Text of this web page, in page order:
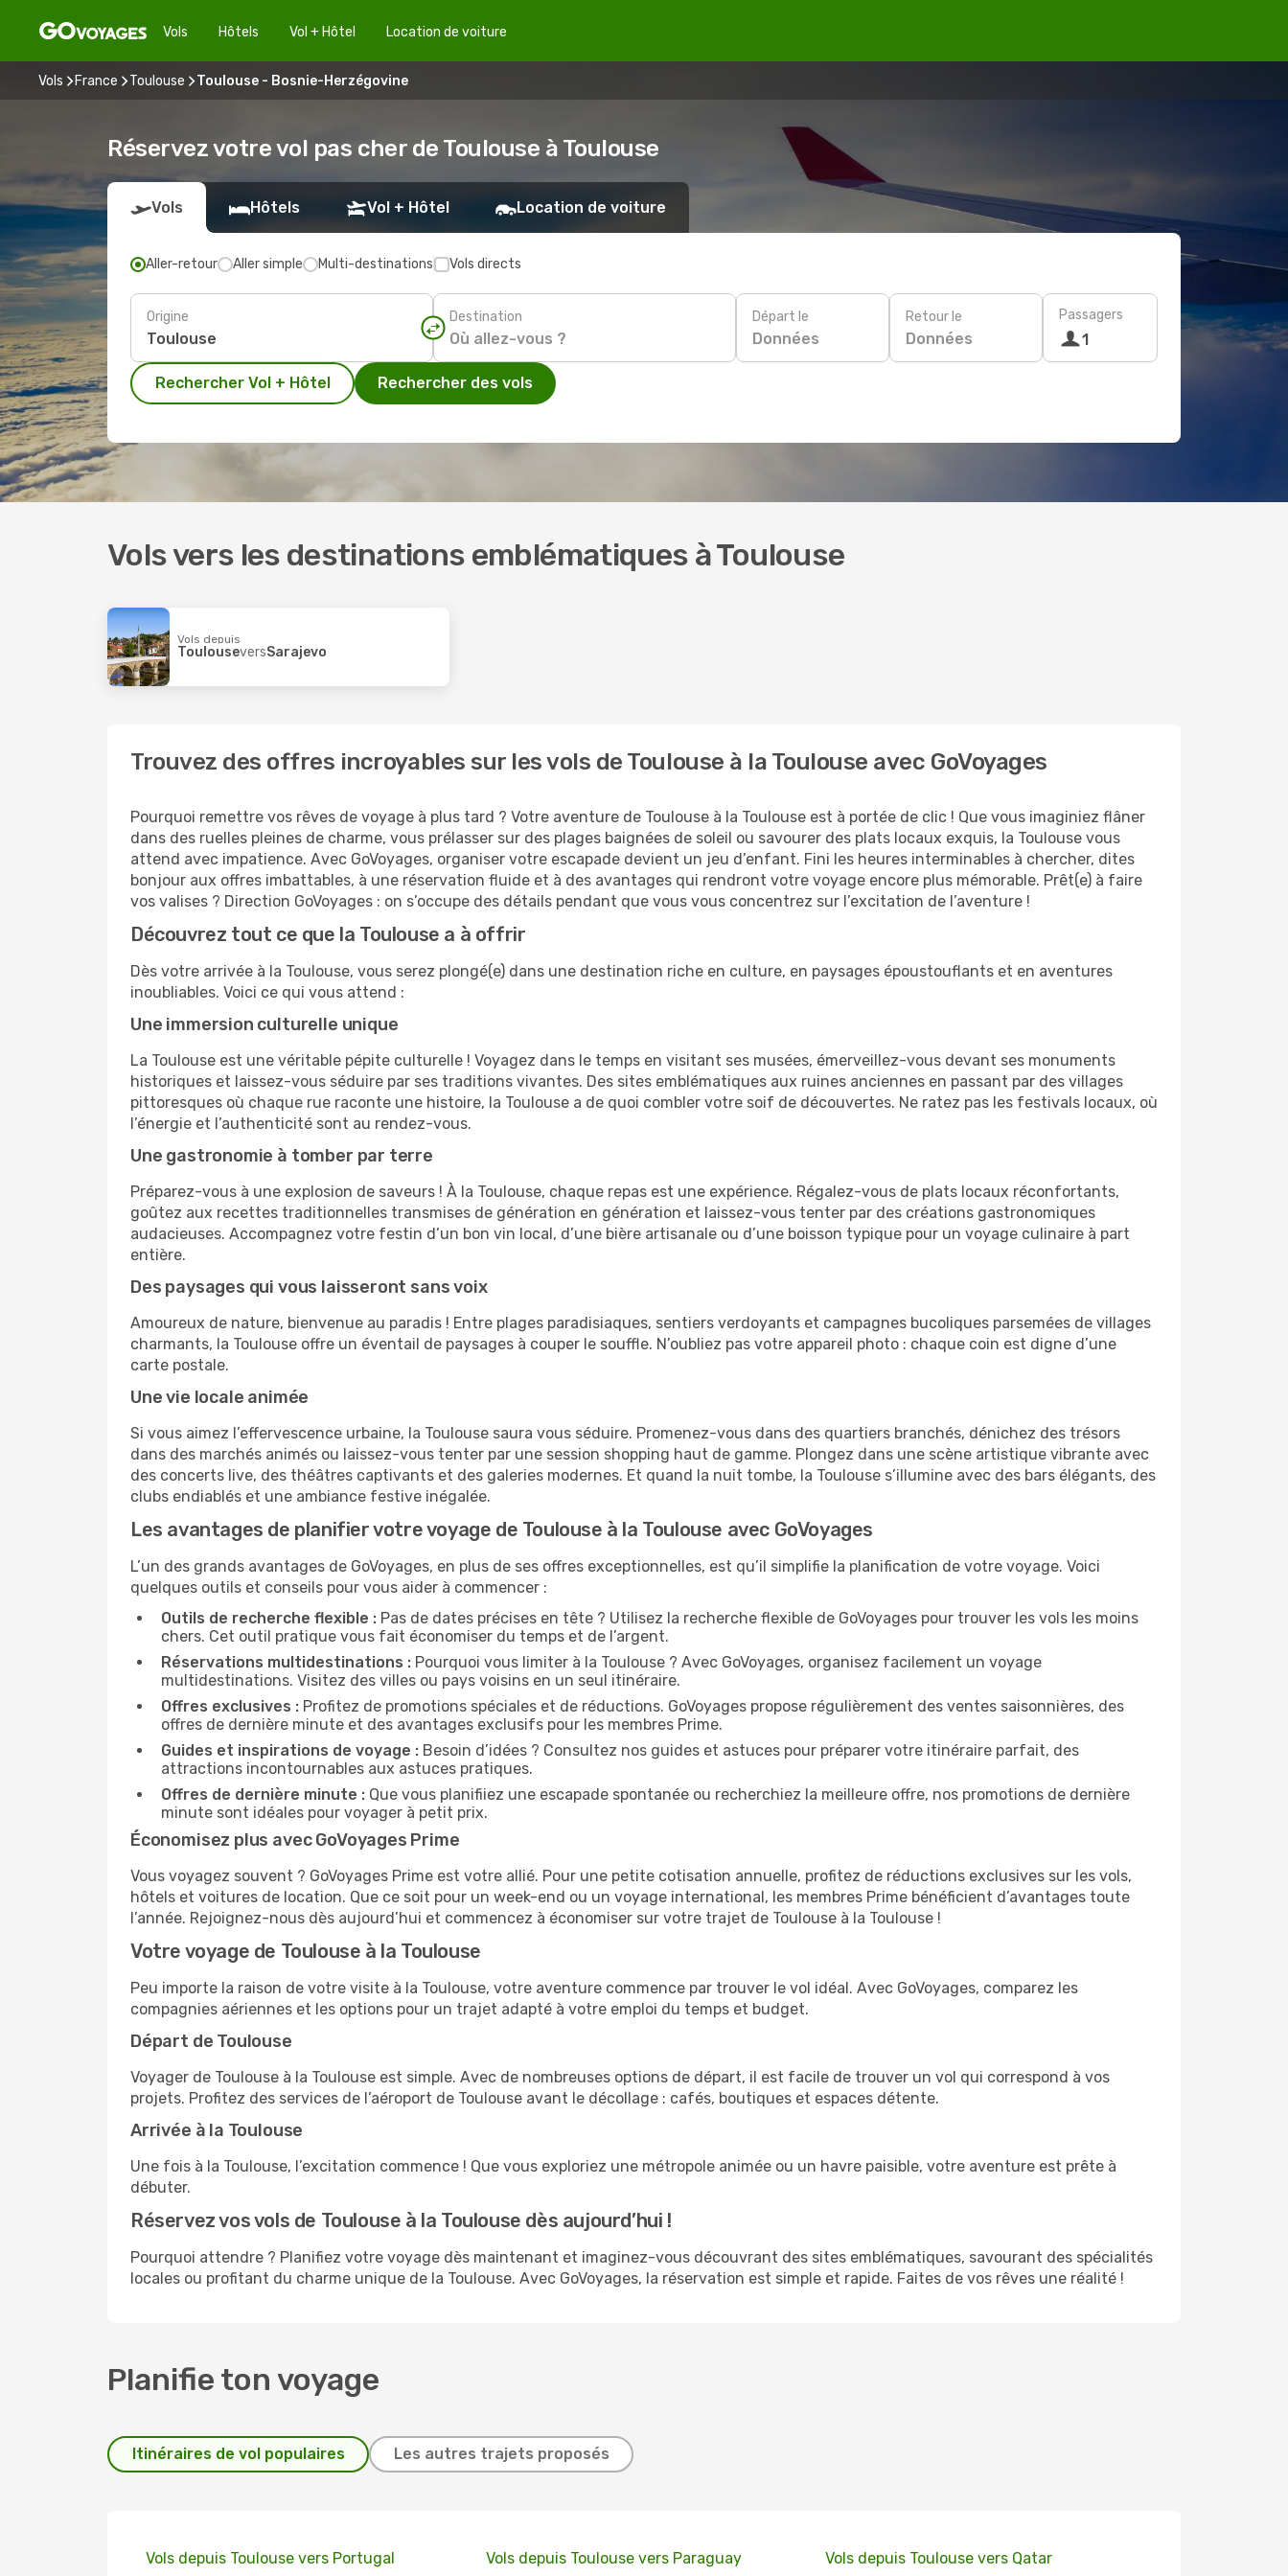
Vols Hôtels Vol + Hôtel Location de voiture
Vols France Toulouse Toulouse - Bosnie-Herzégovine
Réservez votre vol pas cher de Toulouse à Toulouse
Vols Hôtels Vol + Hôtel Location de voiture
Aller-retour Aller simple Multi-destinations Vols directs
Origine Destination Départ le
Données
Retour le
Données
Passagers
1
Rechercher Vol + Hôtel Rechercher des vols
Vols vers les destinations emblématiques à Toulouse
Vols depuis
ToulouseversSarajevo
Trouvez des offres incroyables sur les vols de Toulouse à la Toulouse avec GoVoyages
Pourquoi remettre vos rêves de voyage à plus tard ? Votre aventure de Toulouse à la Toulouse est à portée de clic ! Que vous imaginiez flâner
dans des ruelles pleines de charme, vous prélasser sur des plages baignées de soleil ou savourer des plats locaux exquis, la Toulouse vous
attend avec impatience. Avec GoVoyages, organiser votre escapade devient un jeu d’enfant. Fini les heures interminables à chercher, dites
bonjour aux offres imbattables, à une réservation fluide et à des avantages qui rendront votre voyage encore plus mémorable. Prêt(e) à faire
vos valises ? Direction GoVoyages : on s’occupe des détails pendant que vous vous concentrez sur l’excitation de l’aventure !
Découvrez tout ce que la Toulouse a à offrir
Dès votre arrivée à la Toulouse, vous serez plongé(e) dans une destination riche en culture, en paysages époustouflants et en aventures
inoubliables. Voici ce qui vous attend :
Une immersion culturelle unique
La Toulouse est une véritable pépite culturelle ! Voyagez dans le temps en visitant ses musées, émerveillez-vous devant ses monuments
historiques et laissez-vous séduire par ses traditions vivantes. Des sites emblématiques aux ruines anciennes en passant par des villages
pittoresques où chaque rue raconte une histoire, la Toulouse a de quoi combler votre soif de découvertes. Ne ratez pas les festivals locaux, où
l’énergie et l’authenticité sont au rendez-vous.
Une gastronomie à tomber par terre
Préparez-vous à une explosion de saveurs ! À la Toulouse, chaque repas est une expérience. Régalez-vous de plats locaux réconfortants,
goûtez aux recettes traditionnelles transmises de génération en génération et laissez-vous tenter par des créations gastronomiques
audacieuses. Accompagnez votre festin d’un bon vin local, d’une bière artisanale ou d’une boisson typique pour un voyage culinaire à part
entière.
Des paysages qui vous laisseront sans voix
Amoureux de nature, bienvenue au paradis ! Entre plages paradisiaques, sentiers verdoyants et campagnes bucoliques parsemées de villages
charmants, la Toulouse offre un éventail de paysages à couper le souffle. N’oubliez pas votre appareil photo : chaque coin est digne d’une
carte postale.
Une vie locale animée
Si vous aimez l’effervescence urbaine, la Toulouse saura vous séduire. Promenez-vous dans des quartiers branchés, dénichez des trésors
dans des marchés animés ou laissez-vous tenter par une session shopping haut de gamme. Plongez dans une scène artistique vibrante avec
des concerts live, des théâtres captivants et des galeries modernes. Et quand la nuit tombe, la Toulouse s’illumine avec des bars élégants, des
clubs endiablés et une ambiance festive inégalée.
Les avantages de planifier votre voyage de Toulouse à la Toulouse avec GoVoyages
L’un des grands avantages de GoVoyages, en plus de ses offres exceptionnelles, est qu’il simplifie la planification de votre voyage. Voici
quelques outils et conseils pour vous aider à commencer :
Outils de recherche flexible : Pas de dates précises en tête ? Utilisez la recherche flexible de GoVoyages pour trouver les vols les moins
chers. Cet outil pratique vous fait économiser du temps et de l’argent.
Réservations multidestinations : Pourquoi vous limiter à la Toulouse ? Avec GoVoyages, organisez facilement un voyage
multidestinations. Visitez des villes ou pays voisins en un seul itinéraire.
Offres exclusives : Profitez de promotions spéciales et de réductions. GoVoyages propose régulièrement des ventes saisonnières, des
offres de dernière minute et des avantages exclusifs pour les membres Prime.
Guides et inspirations de voyage : Besoin d’idées ? Consultez nos guides et astuces pour préparer votre itinéraire parfait, des
attractions incontournables aux astuces pratiques.
Offres de dernière minute : Que vous planifiiez une escapade spontanée ou recherchiez la meilleure offre, nos promotions de dernière
minute sont idéales pour voyager à petit prix.
Économisez plus avec GoVoyages Prime
Vous voyagez souvent ? GoVoyages Prime est votre allié. Pour une petite cotisation annuelle, profitez de réductions exclusives sur les vols,
hôtels et voitures de location. Que ce soit pour un week-end ou un voyage international, les membres Prime bénéficient d’avantages toute
l’année. Rejoignez-nous dès aujourd’hui et commencez à économiser sur votre trajet de Toulouse à la Toulouse !
Votre voyage de Toulouse à la Toulouse
Peu importe la raison de votre visite à la Toulouse, votre aventure commence par trouver le vol idéal. Avec GoVoyages, comparez les
compagnies aériennes et les options pour un trajet adapté à votre emploi du temps et budget.
Départ de Toulouse
Voyager de Toulouse à la Toulouse est simple. Avec de nombreuses options de départ, il est facile de trouver un vol qui correspond à vos
projets. Profitez des services de l’aéroport de Toulouse avant le décollage : cafés, boutiques et espaces détente.
Arrivée à la Toulouse
Une fois à la Toulouse, l’excitation commence ! Que vous exploriez une métropole animée ou un havre paisible, votre aventure est prête à
débuter.
Réservez vos vols de Toulouse à la Toulouse dès aujourd’hui !
Pourquoi attendre ? Planifiez votre voyage dès maintenant et imaginez-vous découvrant des sites emblématiques, savourant des spécialités
locales ou profitant du charme unique de la Toulouse. Avec GoVoyages, la réservation est simple et rapide. Faites de vos rêves une réalité !
Planifie ton voyage
Itinéraires de vol populaires Les autres trajets proposés
Vols depuis Toulouse vers Portugal Vols depuis Toulouse vers Paraguay Vols depuis Toulouse vers Qatar